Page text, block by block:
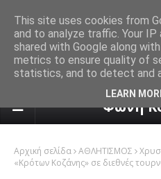
Φωνή
Αρχική σελίδα ΑΘΛΗΤΙΣΜΟΣ
«Κρότων Κοζάνης» σε διεθνές
This site uses cookies from
and to analyze traffic. Your
shared with Google along
metrics to ensure quality of
statistics, and to detect and
LEARN